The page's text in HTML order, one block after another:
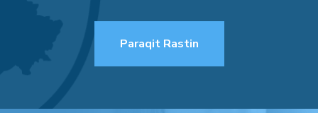
Paraqit Rastin